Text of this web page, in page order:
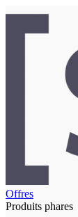
Offres
Produits phares